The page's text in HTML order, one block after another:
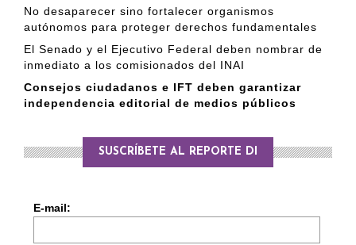
No desaparecer sino fortalecer organismos
autónomos para proteger derechos fundamentales
El Senado y el Ejecutivo Federal deben nombrar de
inmediato a los comisionados del INAI
Consejos ciudadanos e IFT deben garantizar
independencia editorial de medios públicos
SUSCRÍBETE AL REPORTE DI
E-mail: